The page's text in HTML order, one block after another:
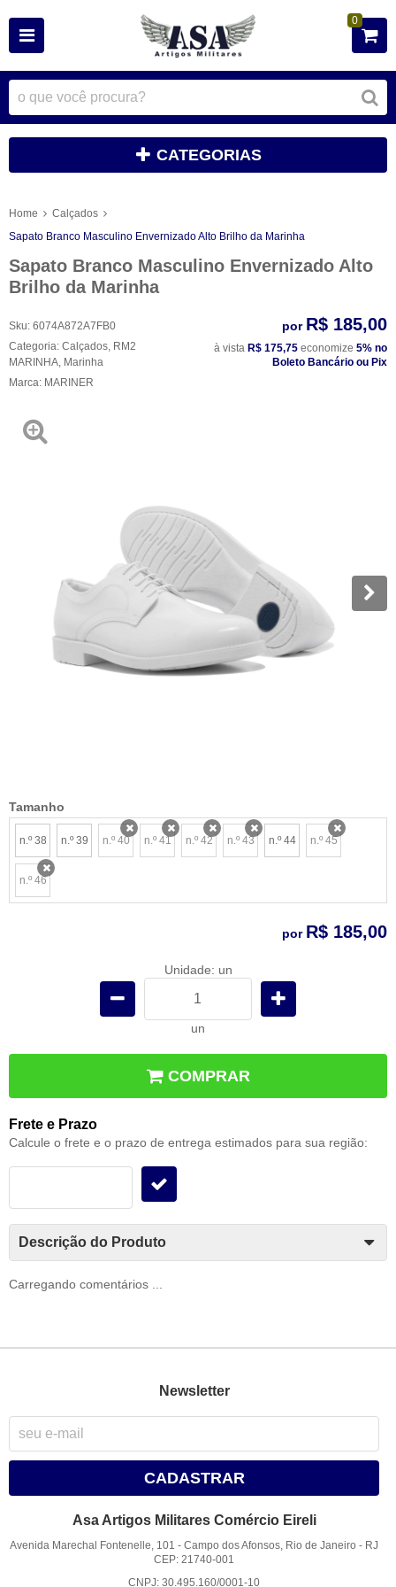
0
CATEGORIAS
Home
Calçados
Sapato Branco Masculino Envernizado Alto Brilho da Marinha
Sapato Branco Masculino Envernizado Alto
Brilho da Marinha
Sku: 6074A872A7FB0
Categoria: Calçados RM2
MARINHA Marinha
Marca: MARINER
por R$ 185,00
à vista R$ 175,75 economize 5% no
Boleto Bancário ou Pix
Tamanho
n.º 38 n.º 39 n.º 40
x n.º 41
x n.º 42
x n.º 43
x n.º 44 n.º 45
x
n.º 46
x
por R$ 185,00
Unidade: un
un
COMPRAR
Frete e Prazo
Calcule o frete e o prazo de entrega estimados para sua região:
Descrição do Produto
Carregando comentários ...
Newsletter
CADASTRAR
Asa Artigos Militares Comércio Eireli
Avenida Marechal Fontenelle, 101 -Campo dos Afonsos, Rio de Janeiro - RJ
CEP: 21740-001
CNPJ: 30.495.160/0001-10